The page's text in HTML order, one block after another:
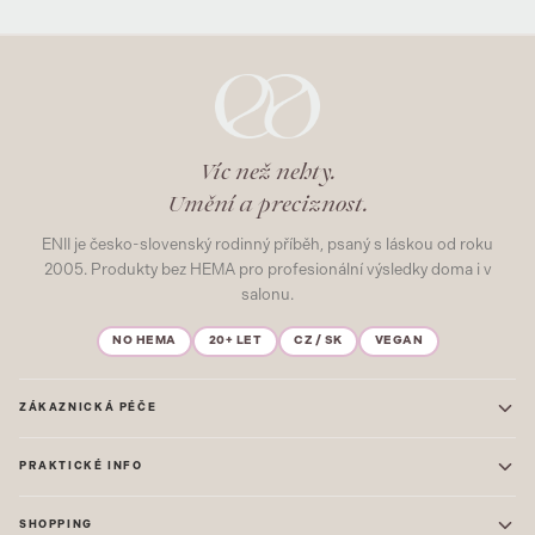
Víc než nehty.
Umění a preciznost.
ENII je česko-slovenský rodinný příběh, psaný s láskou od roku
2005. Produkty bez HEMA pro profesionální výsledky doma i v
salonu.
NO HEMA 20+ LET CZ / SK VEGAN
ZÁKAZNICKÁ PÉČE
Časté dotazy
Mapa stránek
PRAKTICKÉ INFO
SHOPPING